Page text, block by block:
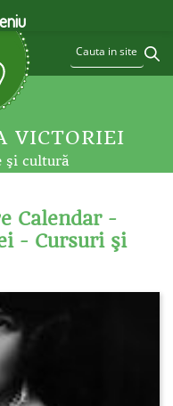
VICTORIEI
şi cultură
Calendar -
- Cursuri şi